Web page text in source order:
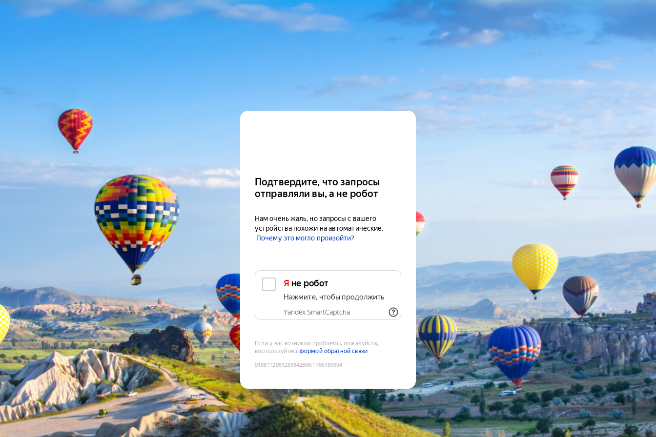
Подтвердите, что запросы
отправляли вы, а не робот
Нам очень жаль, но запросы с вашего
устройства похожи на автоматические.
Почему это могло произойти?
Я не робот
Нажмите, чтобы продолжить
Yandex SmartCaptcha
Если у вас возникли проблемы, пожалуйста,
воспользуйтесьформой обратной связи
9188112981259342806:1786180994